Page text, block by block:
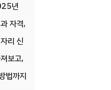
년
자격,
리 신
보고,
법까지